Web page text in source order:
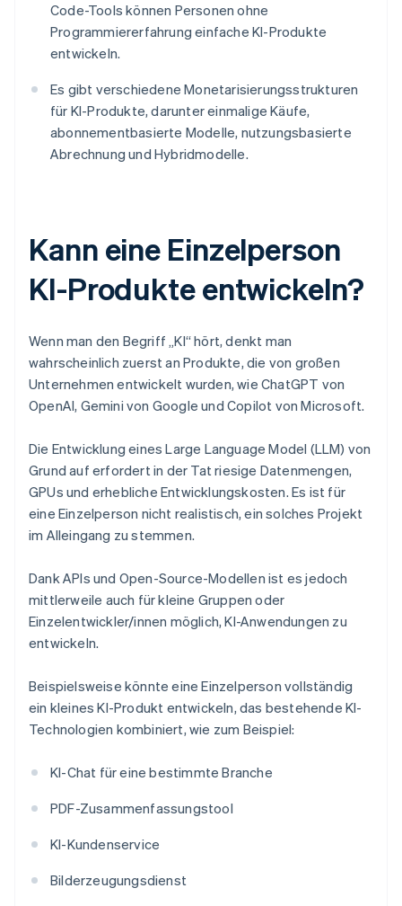
Code-Tools können Personen ohne
Programmiererfahrung einfache KI-Produkte
entwickeln.
Es gibt verschiedene Monetarisierungsstrukturen
für KI-Produkte, darunter einmalige Käufe,
abonnementbasierte Modelle, nutzungsbasierte
Abrechnung und Hybridmodelle.
Kann eine Einzelperson
KI-Produkte entwickeln?
Wenn man den Begriff „KI“ hört, denkt man
wahrscheinlich zuerst an Produkte, die von großen
Unternehmen entwickelt wurden, wie ChatGPT von
OpenAI, Gemini von Google und Copilot von Microsoft.
Die Entwicklung eines Large Language Model (LLM) von
Grund auf erfordert in der Tat riesige Datenmengen,
GPUs und erhebliche Entwicklungskosten. Es ist für
eine Einzelperson nicht realistisch, ein solches Projekt
im Alleingang zu stemmen.
Dank APIs und Open-Source-Modellen ist es jedoch
mittlerweile auch für kleine Gruppen oder
Einzelentwickler/innen möglich, KI-Anwendungen zu
entwickeln.
Beispielsweise könnte eine Einzelperson vollständig
ein kleines KI-Produkt entwickeln, das bestehende KI-
Technologien kombiniert, wie zum Beispiel:
KI-Chat für eine bestimmte Branche
PDF-Zusammenfassungstool
KI-Kundenservice
Bilderzeugungsdienst